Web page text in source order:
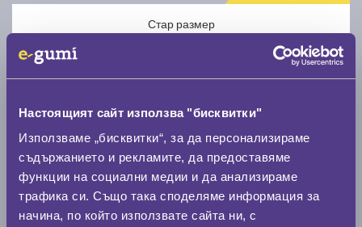
Настоящият сайт използва "бисквитки"
Използваме „бисквитки“, за да персонализираме
съдържанието и рекламите, да предоставяме
функции на социални медии и да анализираме
трафика си. Също така споделяме информация за
начина, по който използвате сайта ни, с
Стар размер
Нов размер